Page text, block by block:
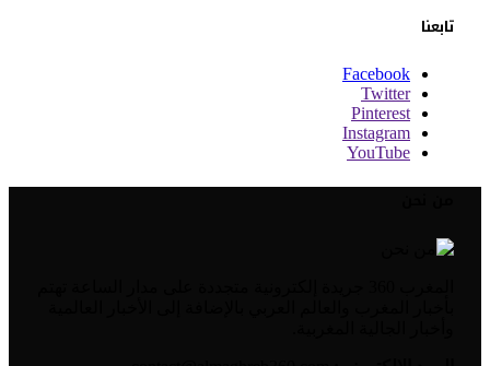
تابعنا
Facebook
Twitter
Pinterest
Instagram
YouTube